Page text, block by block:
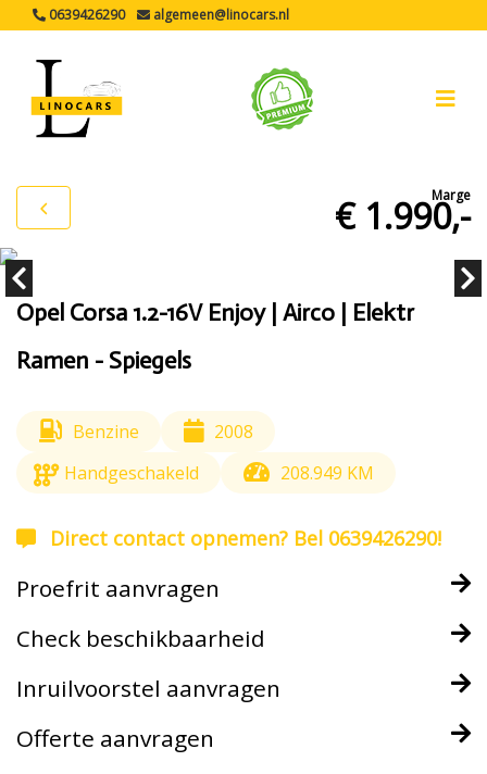
0639426290 algemeen@linocars.nl
Marge
€ 1.990,-
Opel Corsa 1.2-16V Enjoy | Airco | Elektr
Ramen - Spiegels
Benzine
2008
Handgeschakeld
208.949 KM
Direct contact opnemen? Bel 0639426290!
Proefrit aanvragen
Check beschikbaarheid
Inruilvoorstel aanvragen
Offerte aanvragen